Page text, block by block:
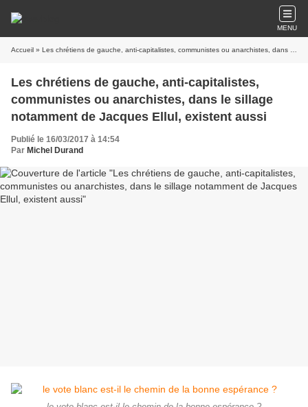
MENU
Accueil » Les chrétiens de gauche, anti-capitalistes, communistes ou anarchistes, dans le sillage notamment de Jacques Ellul, existent aussi
Les chrétiens de gauche, anti-capitalistes,
communistes ou anarchistes, dans le sillage
notamment de Jacques Ellul, existent aussi
Publié le 16/03/2017 à 14:54
Par Michel Durand